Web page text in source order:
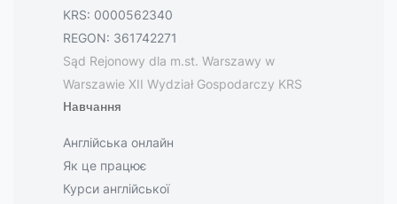
KRS: 0000562340
REGON: 361742271
Sąd Rejonowy dla m.st. Warszawy w
Warszawie XII Wydział Gospodarczy KRS
Навчання
Англійська онлайн
Як це працює
Курси англійської